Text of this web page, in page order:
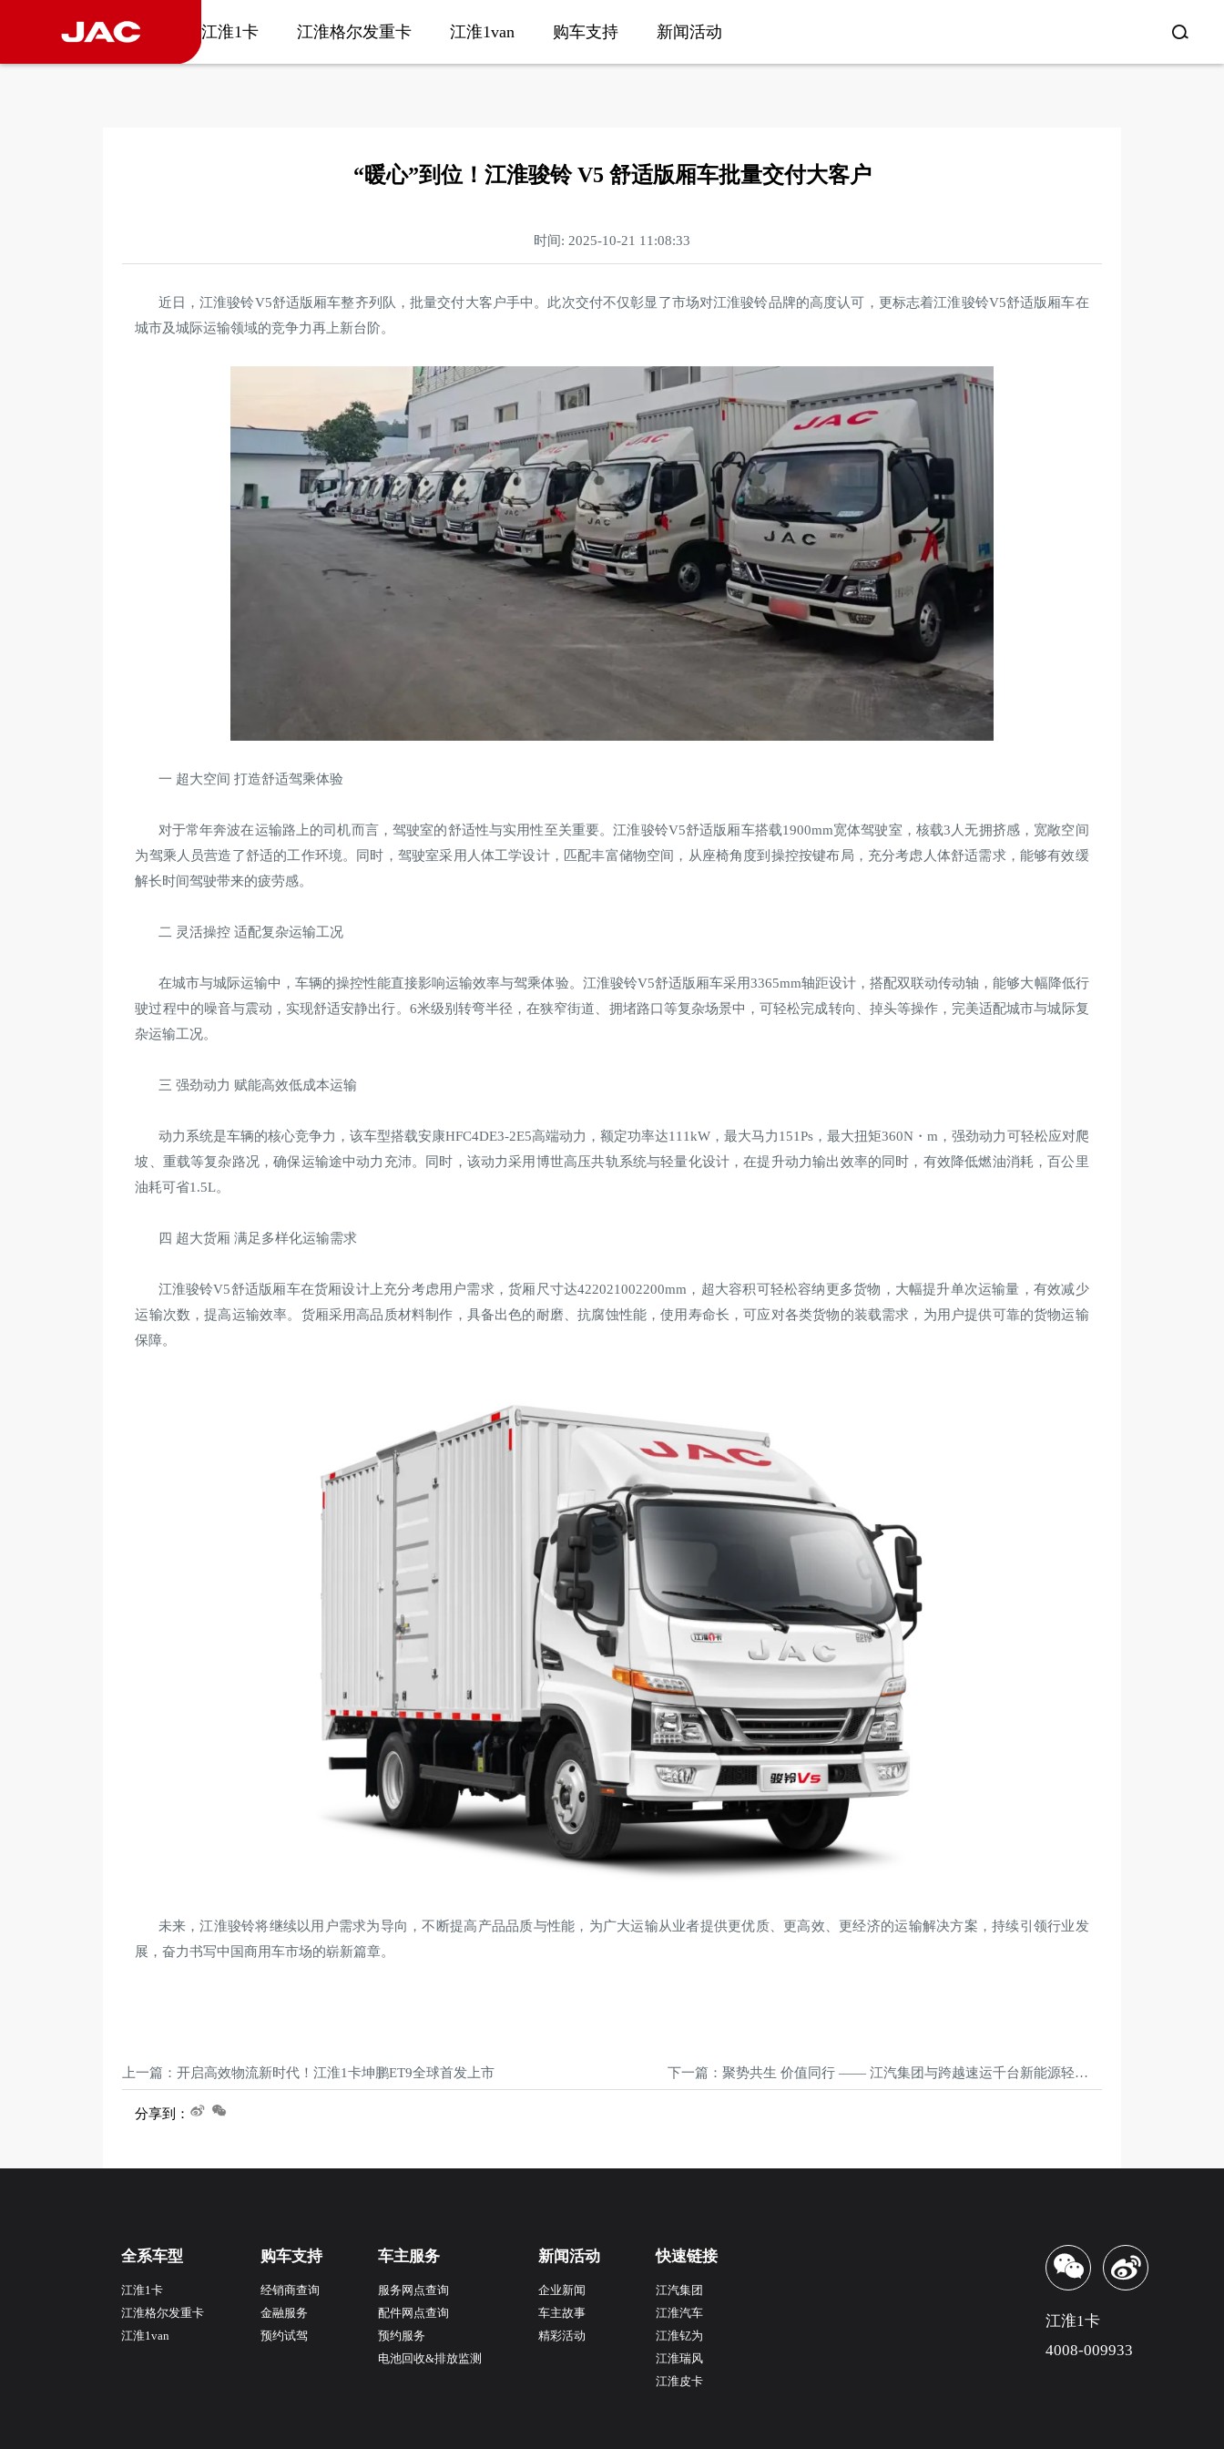
江淮1卡 江淮格尔发重卡 江淮1van 购车支持 新闻活动
“暖心”到位！江淮骏铃 V5 舒适版厢车批量交付大客户
时间: 2025-10-21 11:08:33
近日，江淮骏铃V5舒适版厢车整齐列队，批量交付大客户手中。此次交付不仅彰显了市场对江淮骏铃品牌的高度认可，更标志着江淮骏铃V5舒适版厢车在
城市及城际运输领域的竞争力再上新台阶。
一 超大空间 打造舒适驾乘体验
对于常年奔波在运输路上的司机而言，驾驶室的舒适性与实用性至关重要。江淮骏铃V5舒适版厢车搭载1900mm宽体驾驶室，核载3人无拥挤感，宽敞空间
为驾乘人员营造了舒适的工作环境。同时，驾驶室采用人体工学设计，匹配丰富储物空间，从座椅角度到操控按键布局，充分考虑人体舒适需求，能够有效缓
解长时间驾驶带来的疲劳感。
二 灵活操控 适配复杂运输工况
在城市与城际运输中，车辆的操控性能直接影响运输效率与驾乘体验。江淮骏铃V5舒适版厢车采用3365mm轴距设计，搭配双联动传动轴，能够大幅降低行
驶过程中的噪音与震动，实现舒适安静出行。6米级别转弯半径，在狭窄街道、拥堵路口等复杂场景中，可轻松完成转向、掉头等操作，完美适配城市与城际复
杂运输工况。
三 强劲动力 赋能高效低成本运输
动力系统是车辆的核心竞争力，该车型搭载安康HFC4DE3-2E5高端动力，额定功率达111kW，最大马力151Ps，最大扭矩360N・m，强劲动力可轻松应对爬
坡、重载等复杂路况，确保运输途中动力充沛。同时，该动力采用博世高压共轨系统与轻量化设计，在提升动力输出效率的同时，有效降低燃油消耗，百公里
油耗可省1.5L。
四 超大货厢 满足多样化运输需求
江淮骏铃V5舒适版厢车在货厢设计上充分考虑用户需求，货厢尺寸达422021002200mm，超大容积可轻松容纳更多货物，大幅提升单次运输量，有效减少
运输次数，提高运输效率。货厢采用高品质材料制作，具备出色的耐磨、抗腐蚀性能，使用寿命长，可应对各类货物的装载需求，为用户提供可靠的货物运输
保障。
未来，江淮骏铃将继续以用户需求为导向，不断提高产品品质与性能，为广大运输从业者提供更优质、更高效、更经济的运输解决方案，持续引领行业发
展，奋力书写中国商用车市场的崭新篇章。
上一篇：开启高效物流新时代！江淮1卡坤鹏ET9全球首发上市 下一篇：聚势共生 价值同行 —— 江汽集团与跨越速运千台新能源轻卡交付
分享到：
全系车型
江淮1卡
江淮格尔发重卡
江淮1van
购车支持
经销商查询
金融服务
预约试驾
车主服务
服务网点查询
配件网点查询
预约服务
电池回收&排放监测
新闻活动
企业新闻
车主故事
精彩活动
快速链接
江汽集团
江淮汽车
江淮钇为
江淮瑞风
江淮皮卡
江淮1卡
4008-009933